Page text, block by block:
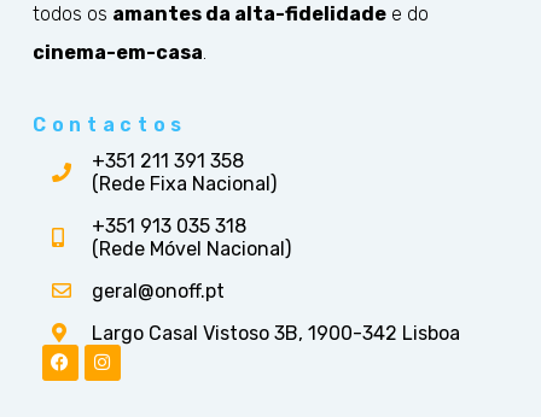
todos os amantes da alta-fidelidadee do
cinema-em-casa
Contactos
+351 211 391 358
(Rede Fixa Nacional)
+351 913 035 318
(Rede Móvel Nacional)
geral@onoff.pt
Largo Casal Vistoso 3B, 1900-342 Lisboa